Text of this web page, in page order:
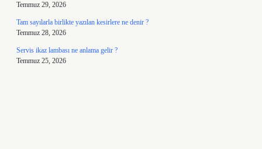
Temmuz 29, 2026
Tam sayılarla birlikte yazılan kesirlere ne denir ?
Temmuz 28, 2026
Servis ikaz lambası ne anlama gelir ?
Temmuz 25, 2026